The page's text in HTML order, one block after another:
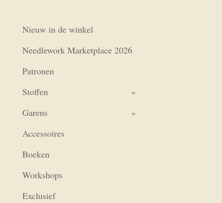
Nieuw in de winkel
Needlework Marketplace 2026
Patronen
Stoffen
Garens
Accessoires
Boeken
Workshops
Exclusief